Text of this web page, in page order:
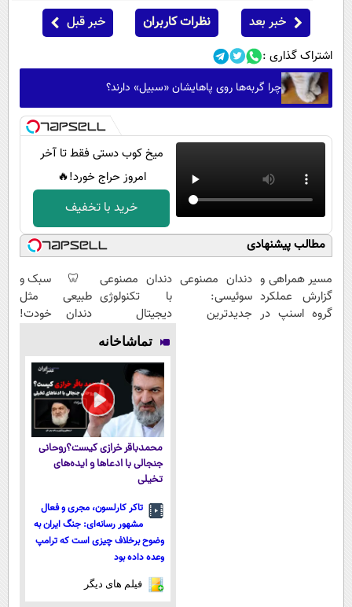
خبر بعد نظرات کاربران خبر قبل
اشتراک گذاری :
چرا گربه‌ها روی پاهایشان «سبیل» دارند؟
میخ کوب دستی فقط تا آخر
امروز حراج خورد!🔥
خرید با تخفیف
مطالب پیشنهادی
مسیر همراهی و
گزارش عملکرد
گروه اسنپ در
دندان مصنوعی
سوئیسی:
جدیدترین
دندان مصنوعی
با تکنولوژی
دیجیتال
سوئیسی🇨🇭
🦷 سبک و
طبیعی مثل
دندان خودت!
اقساطی 💳 📍
تهران
تماشاخانه
محمدباقر خرازی کیست؟روحانی
جنجالی با ادعاها و ایده‌های
تخیلی
تاکر کارلسون، مجری و فعال
مشهور رسانه‌ای: جنگ ایران به
وضوح برخلاف چیزی است که ترامپ
وعده داده بود
فیلم های دیگر